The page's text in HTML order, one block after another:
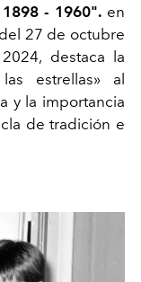
- 1960".en
del 27 de octubre
destaca la
estrellas» al
y la importancia
de tradición e